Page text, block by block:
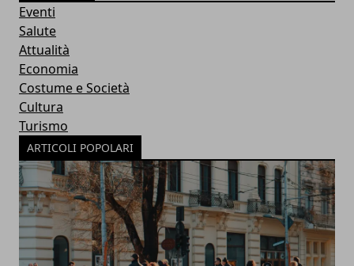
Eventi
Salute
Attualità
Economia
Costume e Società
Cultura
Turismo
ARTICOLI POPOLARI